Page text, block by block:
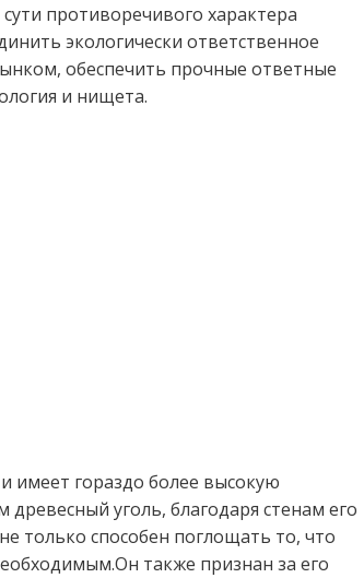
противоречивого характера
экологически ответственное
обеспечить прочные ответные
и нищета.
имеет гораздо более высокую
уголь, благодаря стенам его
только способен поглощать то, что
Он также признан за его